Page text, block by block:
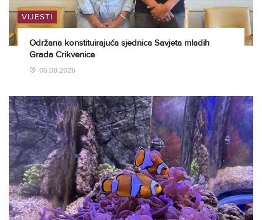
VIJESTI
Održana konstituirajuća sjednica Savjeta mladih
Grada Crikvenice
06.08.2026